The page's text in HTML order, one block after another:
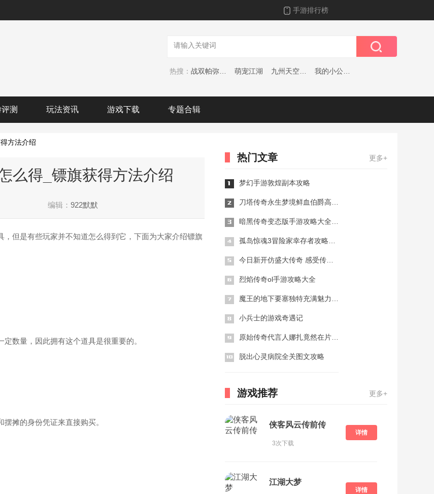
手游排行榜
热搜： 萌宠江湖
测 玩法资讯 游戏下载 专题合辑
方法介绍
么得_镖旗获得方法介绍
编辑： 922默默
但是有些玩家并不知道怎么得到它，下面为大家介绍镖旗
数量，因此拥有这个道具是很重要的。
摊的身份凭证来直接购买。
热门文章 更多+
梦幻手游敦煌副本攻略
烈焰传奇ol手游攻略大全
小兵士的游戏奇遇记
脱出心灵病院全关图文攻略
游戏推荐 更多+
侠客风云传前传
3次下载
详情
江湖大梦
详情